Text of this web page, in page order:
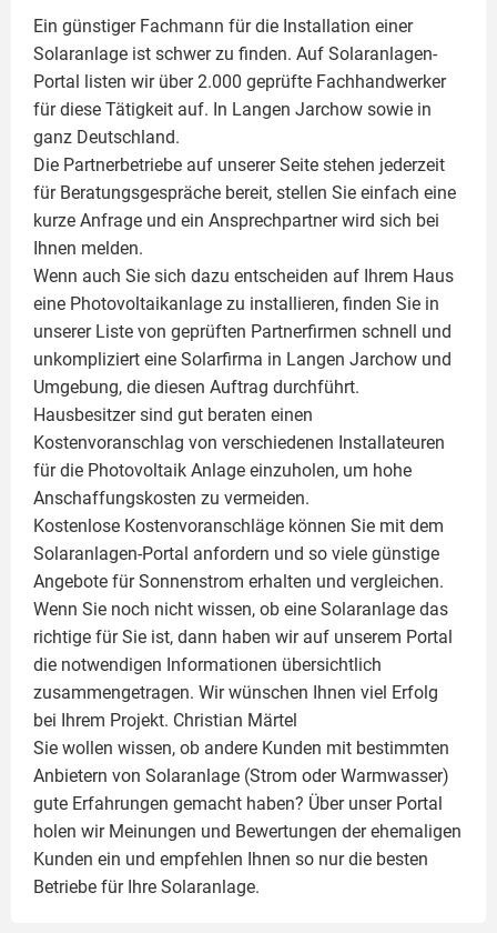
Ein günstiger Fachmann für die Installation einer
Solaranlage ist schwer zu finden. Auf Solaranlagen-
Portal listen wir über 2.000 geprüfte Fachhandwerker
für diese Tätigkeit auf. In Langen Jarchow sowie in
ganz Deutschland.
Die Partnerbetriebe auf unserer Seite stehen jederzeit
für Beratungsgespräche bereit, stellen Sie einfach eine
kurze Anfrage und ein Ansprechpartner wird sich bei
Ihnen melden.
Wenn auch Sie sich dazu entscheiden auf Ihrem Haus
eine Photovoltaikanlage zu installieren, finden Sie in
unserer Liste von geprüften Partnerfirmen schnell und
unkompliziert eine Solarfirma in Langen Jarchow und
Umgebung, die diesen Auftrag durchführt.
Hausbesitzer sind gut beraten einen
Kostenvoranschlag von verschiedenen Installateuren
für die Photovoltaik Anlage einzuholen, um hohe
Anschaffungskosten zu vermeiden.
Kostenlose Kostenvoranschläge können Sie mit dem
Solaranlagen-Portal anfordern und so viele günstige
Angebote für Sonnenstrom erhalten und vergleichen.
Wenn Sie noch nicht wissen, ob eine Solaranlage das
richtige für Sie ist, dann haben wir auf unserem Portal
die notwendigen Informationen übersichtlich
zusammengetragen. Wir wünschen Ihnen viel Erfolg
bei Ihrem Projekt. Christian Märtel
Sie wollen wissen, ob andere Kunden mit bestimmten
Anbietern von Solaranlage (Strom oder Warmwasser)
gute Erfahrungen gemacht haben? Über unser Portal
holen wir Meinungen und Bewertungen der ehemaligen
Kunden ein und empfehlen Ihnen so nur die besten
Betriebe für Ihre Solaranlage.